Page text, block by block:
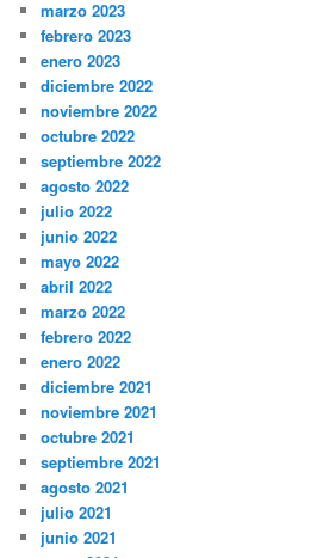
marzo 2023
febrero 2023
enero 2023
diciembre 2022
noviembre 2022
octubre 2022
septiembre 2022
agosto 2022
julio 2022
junio 2022
mayo 2022
abril 2022
marzo 2022
febrero 2022
enero 2022
diciembre 2021
noviembre 2021
octubre 2021
septiembre 2021
agosto 2021
julio 2021
junio 2021